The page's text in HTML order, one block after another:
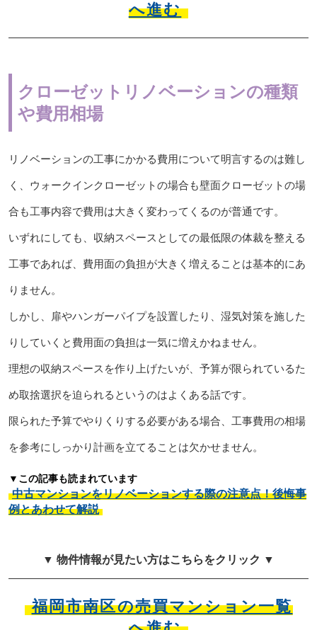
へ進む
クローゼットリノベーションの種類
や費用相場
リノベーションの工事にかかる費用について明言するのは難し
く、ウォークインクローゼットの場合も壁面クローゼットの場
合も工事内容で費用は大きく変わってくるのが普通です。
いずれにしても、収納スペースとしての最低限の体裁を整える
工事であれば、費用面の負担が大きく増えることは基本的にあ
りません。
しかし、扉やハンガーパイプを設置したり、湿気対策を施した
りしていくと費用面の負担は一気に増えかねません。
理想の収納スペースを作り上げたいが、予算が限られているた
め取捨選択を迫られるというのはよくある話です。
限られた予算でやりくりする必要がある場合、工事費用の相場
を参考にしっかり計画を立てることは欠かせません。
▼この記事も読まれています
中古マンションをリノベーションする際の注意点！後悔事
例とあわせて解説
▼ 物件情報が見たい方はこちらをクリック ▼
福岡市南区の売買マンション一覧